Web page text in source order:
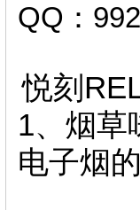
QQ：
悦刻
1、烟草
电子烟